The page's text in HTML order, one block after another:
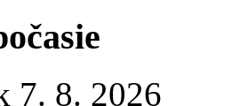
7. 8. 2026